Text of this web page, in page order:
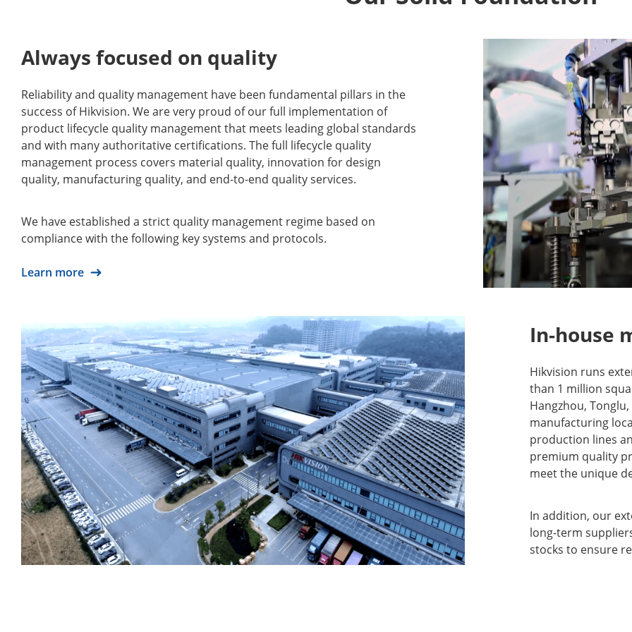
Always focused on quality
Reliability and quality management have been fundamental pillars in the
success of Hikvision. We are very proud of our full implementation of
product lifecycle quality management that meets leading global standards
and with many authoritative certifications. The full lifecycle quality
management process covers material quality, innovation for design
quality, manufacturing quality, and end-to-end quality services.
We have established a strict quality management regime based on
compliance with the following key systems and protocols.
Learn more
In-house
Hikvision runs
than 1 million
Hangzhou,
manufacturing
production lines
premium quality
meet the unique
In addition, our
long-term
stocks to ensure